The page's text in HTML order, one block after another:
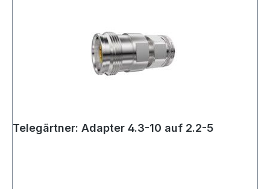
Telegärtner: Adapter 4.3-10 auf 2.2-5